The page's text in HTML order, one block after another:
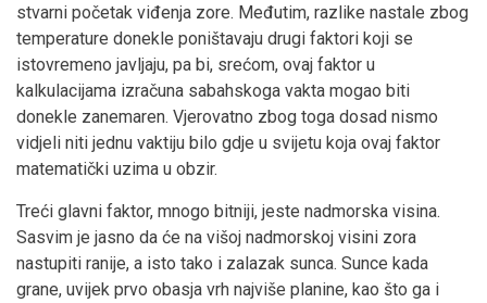
stvarni početak viđenja zore. Međutim, razlike nastale zbog
temperature donekle poništavaju drugi faktori koji se
istovremeno javljaju, pa bi, srećom, ovaj faktor u
kalkulacijama izračuna sabahskoga vakta mogao biti
donekle zanemaren. Vjerovatno zbog toga dosad nismo
vidjeli niti jednu vaktiju bilo gdje u svijetu koja ovaj faktor
matematički uzima u obzir.
Treći glavni faktor, mnogo bitniji, jeste nadmorska visina.
Sasvim je jasno da će na višoj nadmorskoj visini zora
nastupiti ranije, a isto tako i zalazak sunca. Sunce kada
grane, uvijek prvo obasja vrh najviše planine, kao što ga i